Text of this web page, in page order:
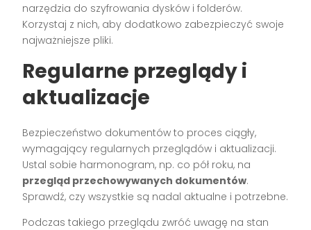
narzędzia do szyfrowania dysków i folderów.
Korzystaj z nich, aby dodatkowo zabezpieczyć swoje
najważniejsze pliki.
Regularne przeglądy i
aktualizacje
Bezpieczeństwo dokumentów to proces ciągły,
wymagający regularnych przeglądów i aktualizacji.
Ustal sobie harmonogram, np. co pół roku, na
przegląd przechowywanych dokumentów.
Sprawdź, czy wszystkie są nadal aktualne i potrzebne.
Podczas takiego przeglądu zwróć uwagę na stan